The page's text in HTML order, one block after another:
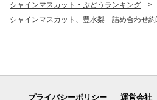
シャインマスカット・ぶどうランキング
シャインマスカット、豊水梨 詰め合わせ約
プライバシーポリシー 運営会社